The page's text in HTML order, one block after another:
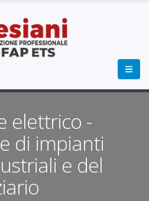
elettrico -
di impianti
e del